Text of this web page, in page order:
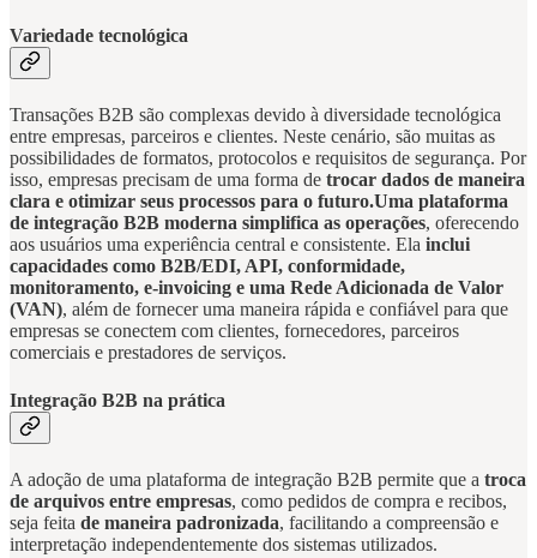
Variedade tecnológica
Transações B2B são complexas devido à diversidade tecnológica
entre empresas, parceiros e clientes. Neste cenário, são muitas as
possibilidades de formatos, protocolos e requisitos de segurança. Por
isso, empresas precisam de uma forma de trocar dados de maneira
clara e otimizar seus processos para o futuro.Uma plataforma
de integração B2B moderna simplifica as operações, oferecendo
aos usuários uma experiência central e consistente. Ela inclui
capacidades como B2B/EDI, API, conformidade,
monitoramento, e-invoicing e uma Rede Adicionada de Valor
(VAN), além de fornecer uma maneira rápida e confiável para que
empresas se conectem com clientes, fornecedores, parceiros
comerciais e prestadores de serviços.
Integração B2B na prática
A adoção de uma plataforma de integração B2B permite que a troca
de arquivos entre empresas, como pedidos de compra e recibos,
seja feita de maneira padronizada, facilitando a compreensão e
interpretação independentemente dos sistemas utilizados.